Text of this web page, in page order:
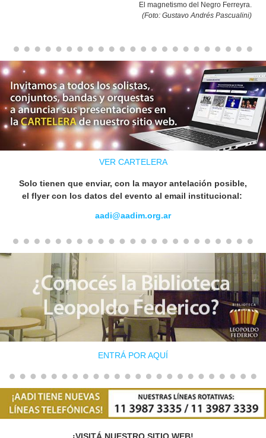
El magnetismo del Negro Ferreyra.
(Foto: Gustavo Andrés Pascualini)
VER CARTELERA
Solo tienen que enviar, con la mayor antelación posible,
el flyer con los datos del evento al email institucional:
aadi@aadim.org.ar
ENTRÁ POR AQUÍ